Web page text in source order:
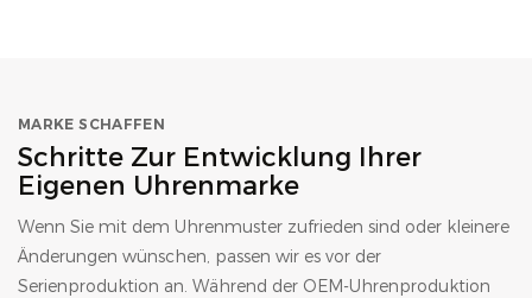
MARKE SCHAFFEN
Schritte Zur Entwicklung Ihrer
Eigenen Uhrenmarke
Wenn Sie mit dem Uhrenmuster zufrieden sind oder kleinere
Änderungen wünschen, passen wir es vor der
Serienproduktion an. Während der OEM-Uhrenproduktion